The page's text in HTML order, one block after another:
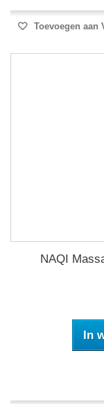
Toevoegen aan
NAQI
In